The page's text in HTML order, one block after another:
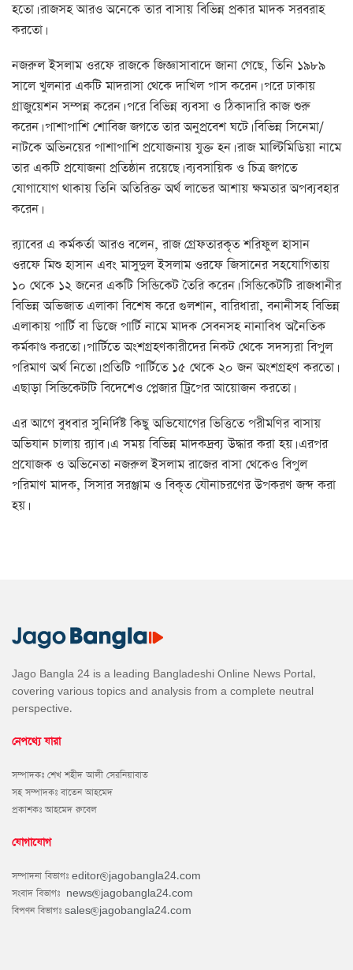
হতো। রাজসহ আরও অনেকে তার বাসায় বিভিন্ন প্রকার মাদক সরবরাহ
করতো।
নজরুল ইসলাম ওরফে রাজকে জিজ্ঞাসাবাদে জানা গেছে, তিনি ১৯৮৯
সালে খুলনার একটি মাদরাসা থেকে দাখিল পাস করেন। পরে ঢাকায়
গ্রাজুয়েশন সম্পন্ন করেন। পরে বিভিন্ন ব্যবসা ও ঠিকাদারি কাজ শুরু
করেন। পাশাপাশি শোবিজ জগতে তার অনুপ্রবেশ ঘটে। বিভিন্ন সিনেমা/
নাটকে অভিনয়ের পাশাপাশি প্রযোজনায় যুক্ত হন। রাজ মাল্টিমিডিয়া নামে
তার একটি প্রযোজনা প্রতিষ্ঠান রয়েছে। ব্যবসায়িক ও চিত্র জগতে
যোগাযোগ থাকায় তিনি অতিরিক্ত অর্থ লাভের আশায় ক্ষমতার অপব্যবহার
করেন।
র‌্যাবের এ কর্মকর্তা আরও বলেন, রাজ গ্রেফতারকৃত শরিফুল হাসান
ওরফে মিশু হাসান এবং মাসুদুল ইসলাম ওরফে জিসানের সহযোগিতায়
১০ থেকে ১২ জনের একটি সিন্ডিকেট তৈরি করেন। সিন্ডিকেটটি রাজধানীর
বিভিন্ন অভিজাত এলাকা বিশেষ করে গুলশান, বারিধারা, বনানীসহ বিভিন্ন
এলাকায় পার্টি বা ডিজে পার্টি নামে মাদক সেবনসহ নানাবিধ অনৈতিক
কর্মকাণ্ড করতো। পার্টিতে অংশগ্রহণকারীদের নিকট থেকে সদস্যরা বিপুল
পরিমাণ অর্থ নিতো। প্রতিটি পার্টিতে ১৫ থেকে ২০ জন অংশগ্রহণ করতো।
এছাড়া সিন্ডিকেটটি বিদেশেও প্লেজার ট্রিপের আয়োজন করতো।
এর আগে বুধবার সুনির্দিষ্ট কিছু অভিযোগের ভিত্তিতে পরীমণির বাসায়
অভিযান চালায় র‌্যাব। এ সময় বিভিন্ন মাদকদ্রব্য উদ্ধার করা হয়। এরপর
প্রযোজক ও অভিনেতা নজরুল ইসলাম রাজের বাসা থেকেও বিপুল
পরিমাণ মাদক, সিসার সরঞ্জাম ও বিকৃত যৌনাচরণের উপকরণ জব্দ করা
হয়।
Jago Bangla 24 is a leading Bangladeshi Online News Portal,
covering various topics and analysis from a complete neutral
perspective.
নেপথ্যে যারা
সম্পাদকঃ শেখ শহীদ আলী সেরনিয়াবাত
সহ সম্পাদকঃ বাতেন আহমেদ
প্রকাশকঃ আহমেদ রুবেল
যোগাযোগ
সম্পাদনা বিভাগঃ editor@jagobangla24.com
সংবাদ বিভাগঃ news@jagobangla24.com
বিপণন বিভাগঃ sales@jagobangla24.com